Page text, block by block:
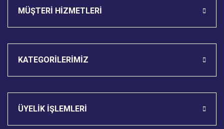
MÜŞTERİ HİZMETLERİ
KATEGORİLERİMİZ
ÜYELİK İŞLEMLERİ